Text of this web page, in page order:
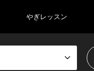
やぎレッスン